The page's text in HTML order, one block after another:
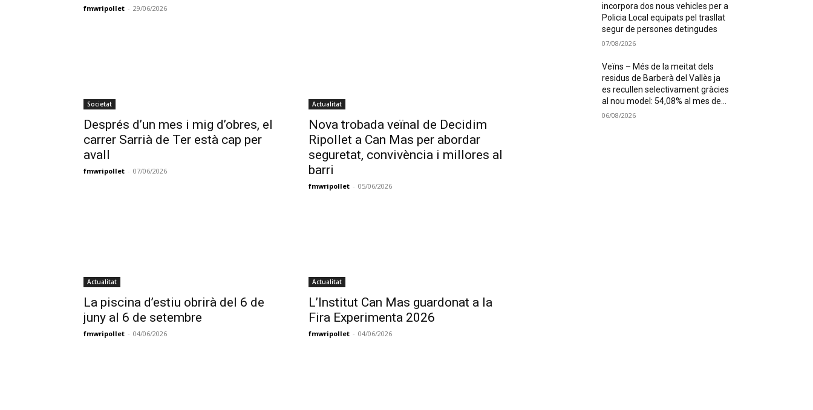
fmwripollet - 29/06/2026
Societat
Després d’un mes i mig d’obres, el
carrer Sarrià de Ter està cap per
avall
fmwripollet - 07/06/2026
Actualitat
Nova trobada veïnal de Decidim
Ripollet a Can Mas per abordar
seguretat, convivència i millores al
barri
fmwripollet - 05/06/2026
Actualitat
La piscina d’estiu obrirà del 6 de
juny al 6 de setembre
fmwripollet - 04/06/2026
Actualitat
L’Institut Can Mas guardonat a la
Fira Experimenta 2026
fmwripollet - 04/06/2026
incorpora dos nous vehicles per a
Policia Local equipats pel trasllat
segur de persones detingudes
07/08/2026
Veïns – Més de la meitat dels
residus de Barberà del Vallès ja
es recullen selectivament gràcies
al nou model: 54,08% al mes de...
06/08/2026